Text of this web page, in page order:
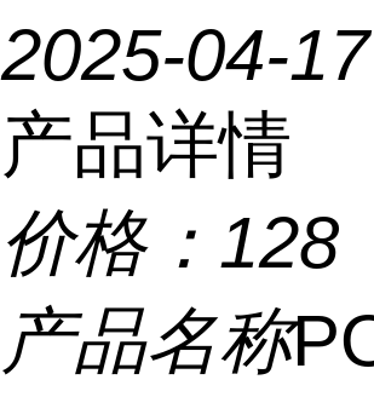
2025-04-17
产品详情
价格： 128
产品名称